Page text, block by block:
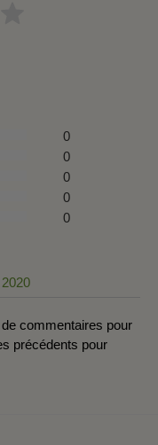
0
0
0
0
0
2020
commentaires pour
précédents pour